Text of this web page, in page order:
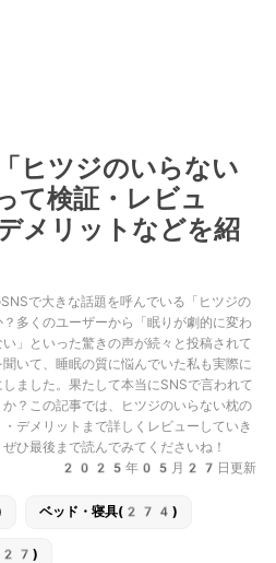
ヒツジのいらない
て検証・レビュ
メリットなどを紹
で大きな話題を呼んでいる「ヒツジの
多くのユーザーから「眠りが劇的に変わ
」といった驚きの声が続々と投稿されて
いて、睡眠の質に悩んでいた私も実際に
ました。果たして本当にSNSで言われて
？この記事では、ヒツジのいらない枕の
デメリットまで詳しくレビューしていき
ひ最後まで読んでみてくださいね！
2025年05月27日更新
ベッド・寝具(274)